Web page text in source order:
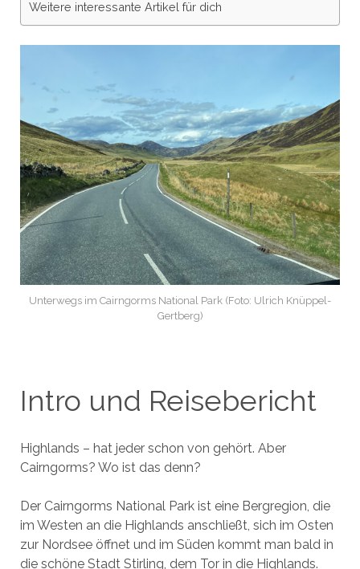
Weitere interessante Artikel für dich
Unterwegs im Cairngorms National Park (Foto: Ulrich Knüppel-
Gertberg)
Intro und Reisebericht
Highlands – hat jeder schon von gehört. Aber
Cairngorms? Wo ist das denn?
Der Cairngorms National Park ist eine Bergregion, die
im Westen an die Highlands anschließt, sich im Osten
zur Nordsee öffnet und im Süden kommt man bald in
die schöne Stadt Stirling, dem Tor in die Highlands.